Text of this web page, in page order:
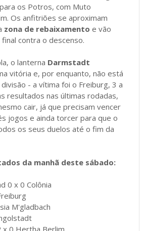
os Potros, com Muto
Os anfitriões se aproximam
zona de rebaixamento e vão
contra o descenso.
o lanterna Darmstadt
vitória e, por enquanto, não está
- a vítima foi o Freiburg, 3 a
resultados nas últimas rodadas,
cair, já que precisam vencer
jogos e ainda torcer para que o
os seus duelos até o fim da
da manhã deste sábado:
0 x 0 Colônia
M'gladbach
0 Hertha Berlim